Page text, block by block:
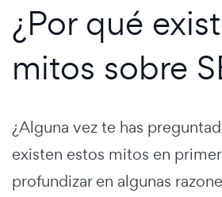
¿Por qué
mitos sobre
¿Alguna vez te has
existen estos mitos en
profundizar en algunas